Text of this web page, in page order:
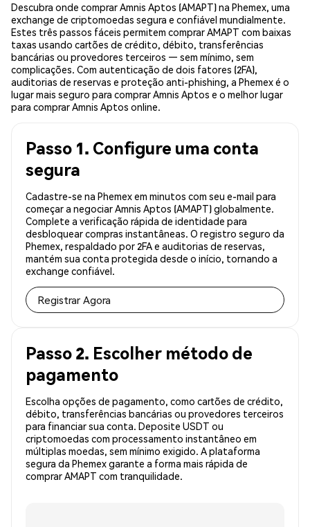
Descubra onde comprar Amnis Aptos (AMAPT) na Phemex, uma
exchange de criptomoedas segura e confiável mundialmente.
Estes três passos fáceis permitem comprar AMAPT com baixas
taxas usando cartões de crédito, débito, transferências
bancárias ou provedores terceiros — sem mínimo, sem
complicações. Com autenticação de dois fatores (2FA),
auditorias de reservas e proteção anti-phishing, a Phemex é o
lugar mais seguro para comprar Amnis Aptos e o melhor lugar
para comprar Amnis Aptos online.
Passo 1. Configure uma conta
segura
Cadastre-se na Phemex em minutos com seu e-mail para
começar a negociar Amnis Aptos (AMAPT) globalmente.
Complete a verificação rápida de identidade para
desbloquear compras instantâneas. O registro seguro da
Phemex, respaldado por 2FA e auditorias de reservas,
mantém sua conta protegida desde o início, tornando a
exchange confiável.
Registrar Agora
Passo 2. Escolher método de
pagamento
Escolha opções de pagamento, como cartões de crédito,
débito, transferências bancárias ou provedores terceiros
para financiar sua conta. Deposite USDT ou
criptomoedas com processamento instantâneo em
múltiplas moedas, sem mínimo exigido. A plataforma
segura da Phemex garante a forma mais rápida de
comprar AMAPT com tranquilidade.